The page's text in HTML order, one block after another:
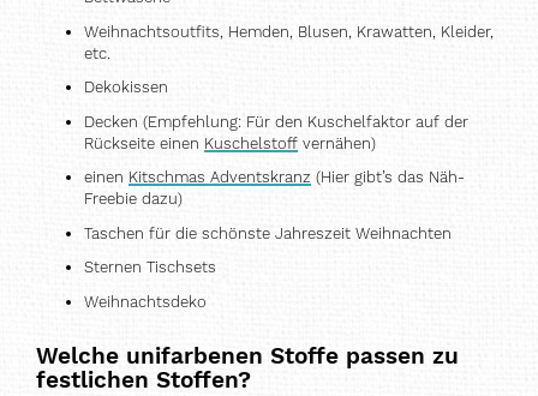
Weihnachtsoutfits, Hemden, Blusen, Krawatten, Kleider,
etc.
Dekokissen
Decken (Empfehlung: Für den Kuschelfaktor auf der
Rückseite einen Kuschelstoff vernähen)
einen Kitschmas Adventskranz (Hier gibt’s das Näh-
Freebie dazu)
Taschen für die schönste Jahreszeit Weihnachten
Sternen Tischsets
Weihnachtsdeko
Welche unifarbenen Stoffe passen zu
festlichen Stoffen?